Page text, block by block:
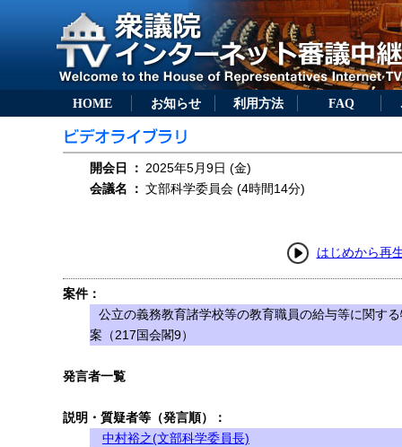
HOME お知らせ 利用方法 FAQ
開会日 ： 2025年5月9日 (金)
会議名
： 文部科学委員会 (4時間14分)
はじめから再
案件：
公立の義務教育諸学校等の教育職員の給与等に関す
案（217国会閣9）
発言者一覧
説明・質疑者等（発言順）：
中村裕之(文部科学委員長)